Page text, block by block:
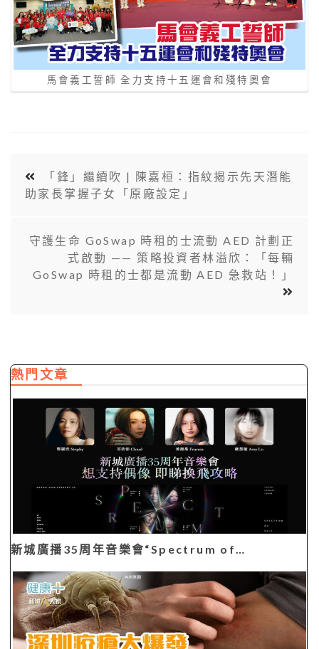
馬會義工誓師 全力支持十五運會和殘特奧會
「鋒」繼續吹 | 陳嘉桓：指紋揭示先天潛能
助家長掌握子女「原廠設定」
守護生命 GoSwap 時租的士流動 AED 計劃正
式啟動 —— 策略投資者林溢欣：「每輛
GoSwap 時租的士都是流動 AED 急救站！」
熱門文章
新城廣播35周年音樂會“Spectrum of…